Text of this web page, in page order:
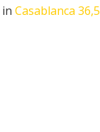
in Casablanca 36,5